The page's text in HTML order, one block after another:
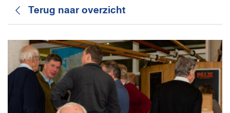
Terug naar overzicht